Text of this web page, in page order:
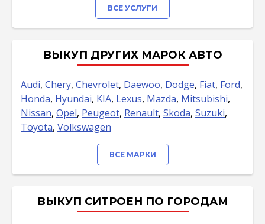
ВСЕ УСЛУГИ
ВЫКУП ДРУГИХ МАРОК АВТО
Audi, Chery, Chevrolet, Daewoo, Dodge, Fiat, Ford,
Honda, Hyundai, KIA, Lexus, Mazda, Mitsubishi,
Nissan, Opel, Peugeot, Renault, Skoda, Suzuki,
Toyota, Volkswagen
ВСЕ МАРКИ
ВЫКУП СИТРОЕН ПО ГОРОДАМ